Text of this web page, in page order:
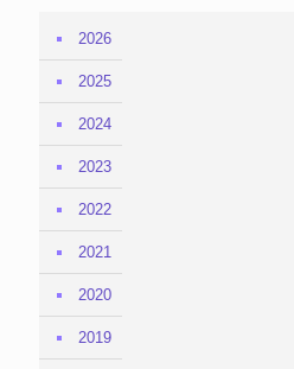
2026
2025
2024
2023
2022
2021
2020
2019